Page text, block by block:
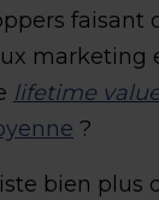
faisant
marketing
lifetime
?
bien plus